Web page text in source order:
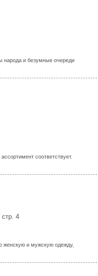
народа и безумные очереди
соответствует.
4
женскую и мужскую одежду,